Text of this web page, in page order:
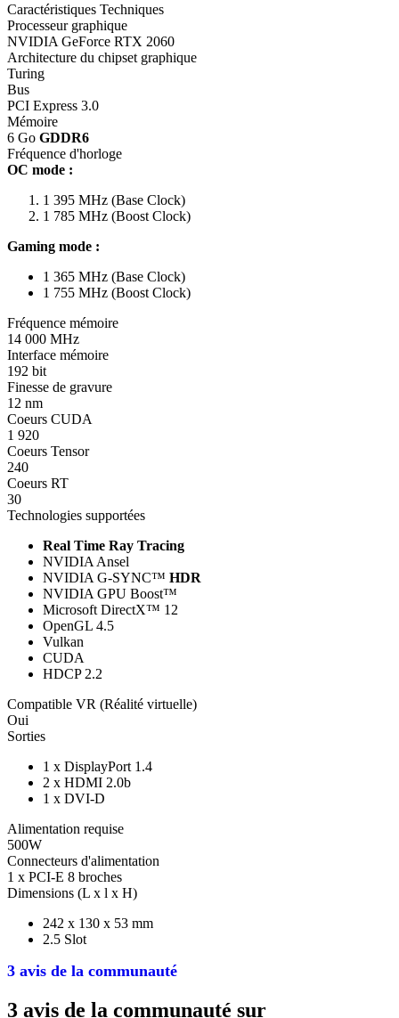
3 avis de la communauté
Caractéristiques Techniques
Processeur graphique
NVIDIA GeForce RTX 2060
Architecture du chipset graphique
Turing
Bus
PCI Express 3.0
Mémoire
6 Go GDDR6
Fréquence d'horloge
OC mode :
1 395 MHz (Base Clock)
1 785 MHz (Boost Clock)
Gaming mode :
1 365 MHz (Base Clock)
1 755 MHz (Boost Clock)
Fréquence mémoire
14 000 MHz
Interface mémoire
192 bit
Finesse de gravure
12 nm
Coeurs CUDA
1 920
Coeurs Tensor
240
Coeurs RT
30
Technologies supportées
Real Time Ray Tracing
NVIDIA Ansel
NVIDIA G-SYNC™ HDR
NVIDIA GPU Boost™
Microsoft DirectX™ 12
OpenGL 4.5
Vulkan
CUDA
HDCP 2.2
Compatible VR (Réalité virtuelle)
Oui
Sorties
1 x DisplayPort 1.4
2 x HDMI 2.0b
1 x DVI-D
Alimentation requise
500W
Connecteurs d'alimentation
1 x PCI-E 8 broches
Dimensions (L x l x H)
242 x 130 x 53 mm
2.5 Slot
3 avis de la communauté sur